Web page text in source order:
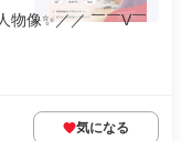
物像✨／／ ￣￣V￣
気になる